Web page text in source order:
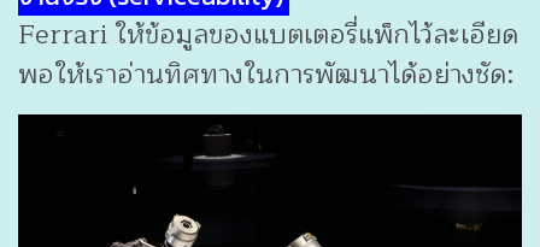
Ferrari ให้ข้อมูลของแบตเตอรี่แพ็กไว้ละเอียด
พอให้เราอ่านทิศทางในการพัฒนาได้อย่างชัด: